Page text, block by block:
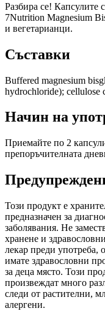
Разбира се! Капсулите
7Nutrition Magnesium
и вегетарианци.
Съставки
Buffered magnesium
hydrochloride); cellulose
Начин на
Приемайте по 2
препоръчителната
Този продукт е
предназначен за
заболявания. Не
хранене и
лекар преди употреба,
имате здравословни
за деца място. Този
произвеждат много
следи от растителни,
алергени.